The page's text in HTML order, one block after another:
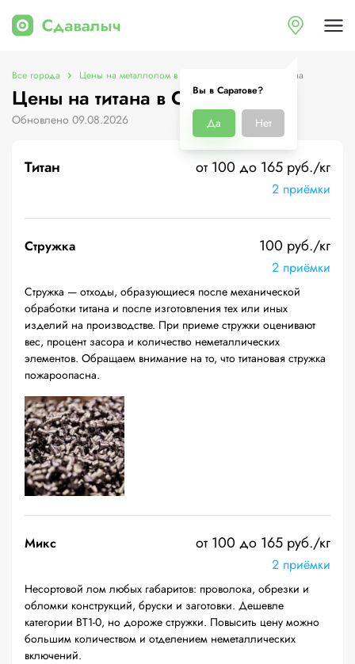
Вы в Саратове?
Да Нет
Все города Цены на металлолом в Саратове Цены на титана
Цены на титана в Саратове
Обновлено 09.08.2026
Титан от 100 до 165 руб./кг
2 приёмки
Стружка 100 руб./кг
2 приёмки
Стружка — отходы, образующиеся после механической
обработки титана и после изготовления тех или иных
изделий на производстве. При приеме стружки оценивают
вес, процент засора и количество неметаллических
элементов. Обращаем внимание на то, что титановая стружка
пожароопасна.
Микс от 100 до 165 руб./кг
2 приёмки
Несортовой лом любых габаритов: проволока, обрезки и
обломки конструкций, бруски и заготовки. Дешевле
категории ВТ1-0, но дороже стружки. Повысить цену можно
большим количеством и отделением неметаллических
включений.